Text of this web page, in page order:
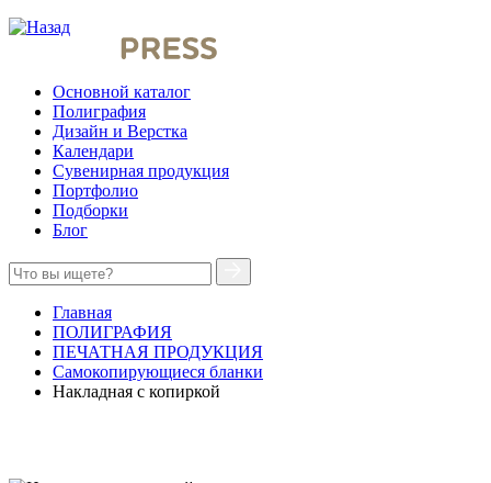
Основной каталог
Полиграфия
Дизайн и Верстка
Календари
Сувенирная продукция
Портфолио
Подборки
Блог
Главная
ПОЛИГРАФИЯ
ПЕЧАТНАЯ ПРОДУКЦИЯ
Самокопирующиеся бланки
Накладная с копиркой